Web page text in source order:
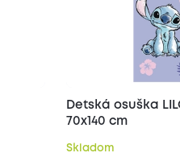
Detská osuška
70x140 cm
Skladom